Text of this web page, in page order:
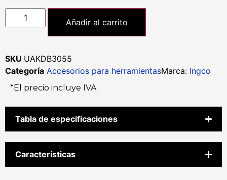
Añadir al carrito
SKU UAKDB3055
Categoría Accesorios para herramientasMarca: Ingco
*El precio incluye IVA
Tabla de especificaciones
Características